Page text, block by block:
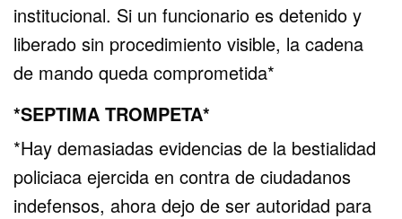
institucional. Si un funcionario es detenido y
liberado sin procedimiento visible, la cadena
de mando queda comprometida*
*SEPTIMA TROMPETA*
*Hay demasiadas evidencias de la bestialidad
policiaca ejercida en contra de ciudadanos
indefensos, ahora dejo de ser autoridad para